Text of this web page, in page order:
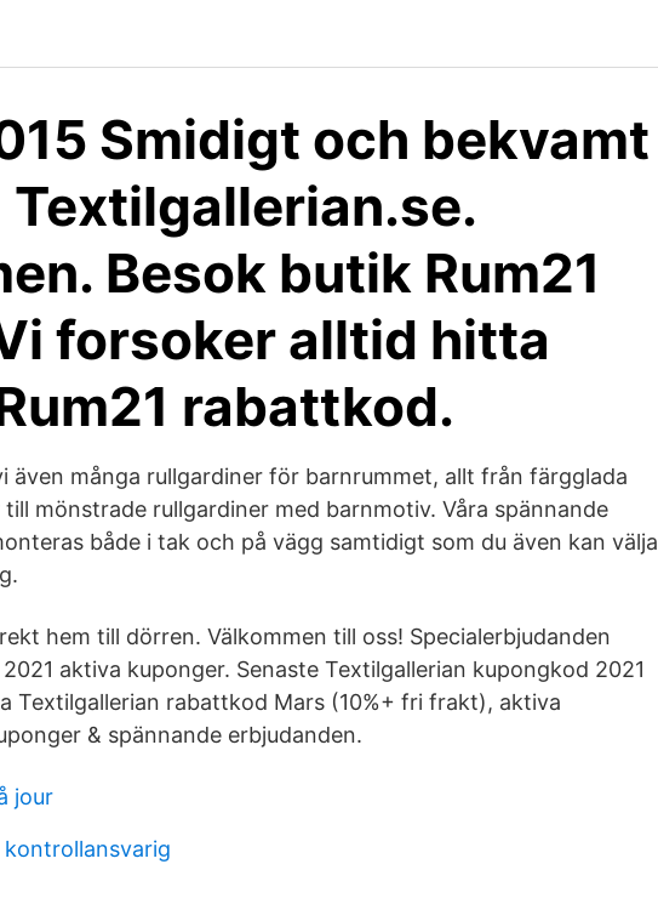
Smidigt och bekvamt
Besok butik Rum21
forsoker alltid hitta
rabattkod.
även många rullgardiner för barnrummet, allt från färgglada
mönstrade rullgardiner med barnmotiv. Våra spännande
både i tak och på vägg samtidigt som du även kan välja
hem till dörren. Välkommen till oss! Specialerbjudanden
aktiva kuponger. Senaste Textilgallerian kupongkod 2021
Textilgallerian rabattkod Mars (10%+ fri frakt), aktiva
& spännande erbjudanden.
jour